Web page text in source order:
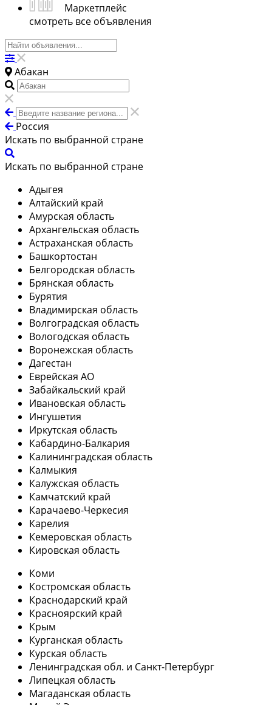
Маркетплейс
смотреть все объявления
Абакан
Россия
Искать по выбранной стране
Искать по выбранной стране
Адыгея
Алтайский край
Амурская область
Архангельская область
Астраханская область
Башкортостан
Белгородская область
Брянская область
Бурятия
Владимирская область
Волгоградская область
Вологодская область
Воронежская область
Дагестан
Еврейская АО
Забайкальский край
Ивановская область
Ингушетия
Иркутская область
Кабардино-Балкария
Калининградская область
Калмыкия
Калужская область
Камчатский край
Карачаево-Черкесия
Карелия
Кемеровская область
Кировская область
Коми
Костромская область
Краснодарский край
Красноярский край
Крым
Курганская область
Курская область
Ленинградская обл. и Санкт-Петербург
Липецкая область
Магаданская область